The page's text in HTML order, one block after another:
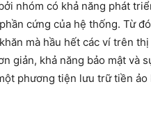
nhóm có khả năng phát
cứng của hệ thống. Từ
mà hầu hết các ví trên
giản, khả năng bảo mật và
phương tiện lưu trữ tiền ảo